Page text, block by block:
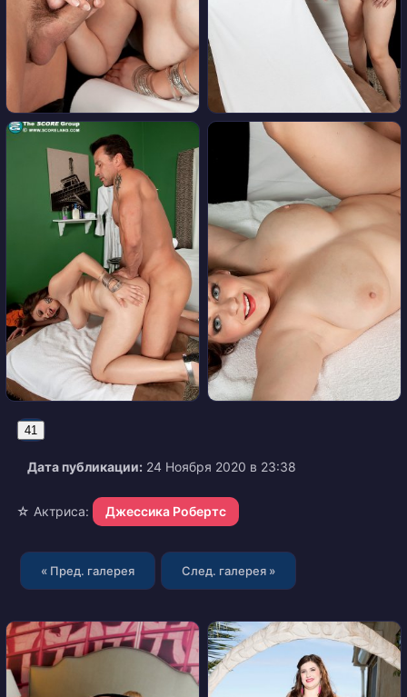
41
Дата публикации: 24 Ноября 2020 в 23:38
☆ Актриса: Джессика Робертс
« Пред. галерея След. галерея »